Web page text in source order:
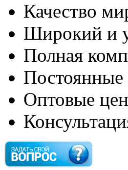
Качество
Широкий и
Полная
Постоянные
Оптовые